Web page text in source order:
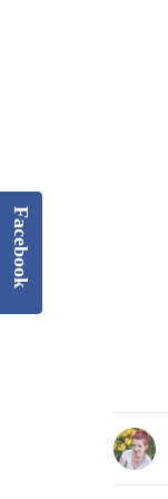
Facebook